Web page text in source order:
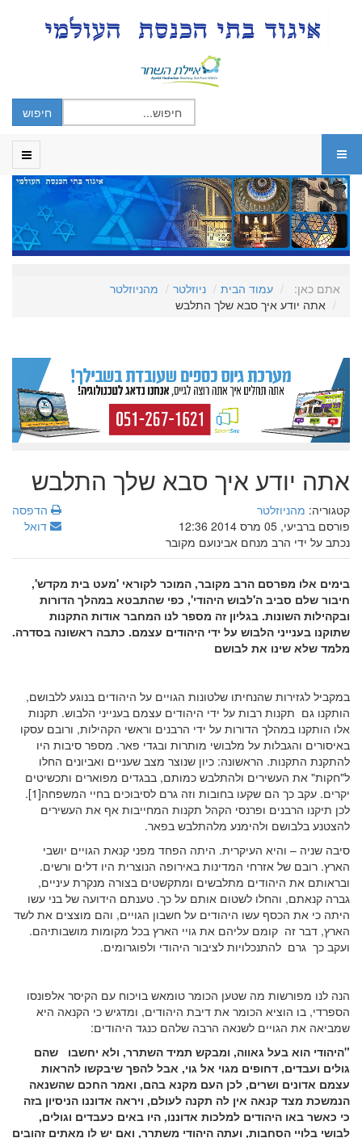
אתם כאן: עמוד הבית ניוזלטר
מהניוזלטר
אתה יודע איך סבא שלך התלבש
אתה יודע איך סבא שלך התלבש
הדפסה
דואל
קטגוריה: מהניוזלטר
פורסם ברביעי, 05 מרס 2014 12:36
נכתב על ידי הרב מנחם אבינועם מקובר
בימים אלו מפרסם הרב מקובר, המוכר לקוראי 'מעט בית מקדש',
חיבור שלם סביב ה'לבוש היהודי', כפי שהתבטא במהלך הדורות
ובקהילות השונות. בגליון זה מספר לנו המחבר אודות התקנות
שתוקנו בענייני הלבוש על ידי היהודים עצמם. כתבה ראשונה בסדרה.
מלמד שלא שינו את לבושם
במקביל לגזירות שהנחיתו שלטונות הגויים על היהודים בנוגע ללבושם,
הותקנו גם תקנות רבות על ידי היהודים עצמם בענייני הלבוש. תקנות
אלו הותקנו במהלך הדורות על ידי הרבנים וראשי הקהילות, ורובם עסקו
באיסורים והגבלות על מלבושי מותרות ובגדי פאר. מספר סיבות היו
להתקנת התקנות. הראשונה: כיון שנוצר מצב שעניים ואביונים החלו
ל"חקות" את העשירים ולהתלבש כמותם, בבגדים מפוארים ותכשיטים
יקרים. עקב כך הם שקעו בחובות וזה גרם לסיבוכים בחיי המשפחה[1]
.
לכן תיקנו הרבנים ופרנסי הקהל תקנות המחייבות אף את העשירים
להצטנע בלבושם ולהימנע מלהתלבש בפאר.
סיבה שניה – והיא העיקרית. היתה הפחד מפני קנאת הגויים יושבי
הארץ. רובם של אזרחי המדינות באירופה הנוצרית היו דלים ורשים.
ובראותם את היהודים מתלבשים ומתקשטים בצורה מנקרת עיניים,
גברה קנאתם, והחלו לשטום אותם על כך. טענתם הידועה של בני עשו
היתה כי את הכסף עשו היהודים על חשבון הגויים, והם מוצצים את לשד
הארץ, דבר זה קומם עליהם את גויי הארץ בכל מקומות מושבותיהם.
ועקב כך גרם להתנכלויות לציבור היהודי ולפוגרומים.
הנה לנו מפורשות מה שטען הכומר טומאש בויכוח עם הקיסר אלפונסו
הספרדי, בו הוציא הכומר את דיבת היהודים, ומדגיש כי הקנאה היא
שמביאה את הגויים לשנאה הרבה שלהם כנגד היהודים:
"היהודי הוא בעל גאווה, ומבקש תמיד השתרר, ולא יחשבו שהם
גולים ועבדים, דחופים מגוי אל גוי, אבל להפך שיבקשו להראות
עצמם אדונים ושרים, לכן העם מקנא בהם, ואמר החכם שהשנאה
הנמשכת מצד קנאה אין לה תקנה לעולם, ויראה אדוננו הניסיון בזה
כי כאשר באו היהודים למלכות אדוננו, היו באים כעבדים וגולים,
לבושי בלויי הסחבות, ועתה היהודי משתרר, ואם יש לו מאתים זהובים